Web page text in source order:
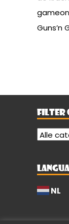
Guns’n
FILTER
NL